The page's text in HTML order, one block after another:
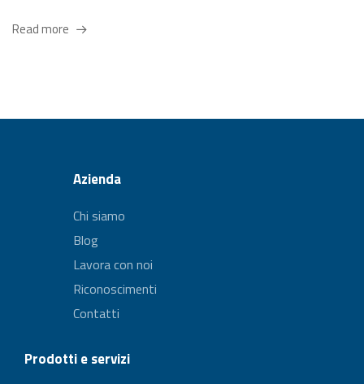
Read more
Azienda
Chi siamo
Blog
Lavora con noi
Riconoscimenti
Contatti
Prodotti e servizi